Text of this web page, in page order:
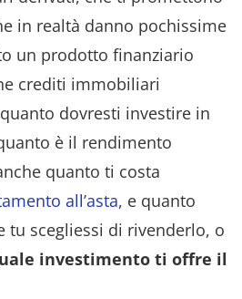
in realtà danno pochissime
un prodotto finanziario
crediti immobiliari
dovresti investire in
è il rendimento
quanto ti costa
all’asta, e quanto
tu scegliessi di rivenderlo, o
investimento ti offre il